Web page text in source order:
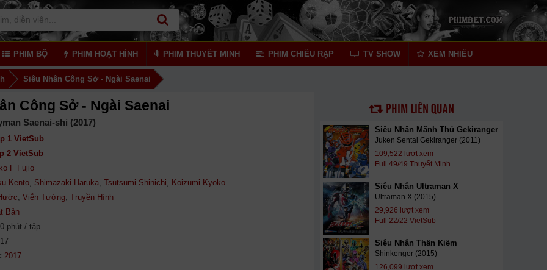
PHIM BỘ PHIM HOẠT HÌNH PHIM THUYẾT MINH PHIM CHIẾU RẠP TV SHOW XEM NHIỀU
Siêu Nhân Công Sở - Ngài Saenai
Công Sở - Ngài Saenai
Saenai-shi (2017)
1 VietSub
2 VietSub
F Fujio
Kento, Shimazaki Haruka, Tsutsumi Shinichi, Koizumi Kyoko
, Viễn Tưởng, Truyền Hình
Bản
phút / tập
PHIM LIÊN QUAN
Siêu Nhân Mãnh Thú Gekiranger
Juken Sentai Gekiranger (2011)
109,522 lượt xem
Full 49/49 Thuyết Minh
Siêu Nhân Ultraman X
Ultraman X (2015)
29,926 lượt xem
Full 22/22 VietSub
Siêu Nhân Thần Kiếm
Shinkenger (2015)
126,099 lượt xem